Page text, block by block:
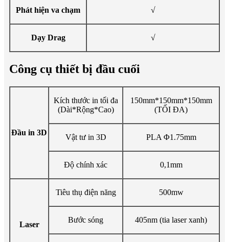
Phát hiện va chạm √
Dạy Drag √
Công cụ thiết bị đầu cuối
Đầu in 3D
Kích thước in tối đa
(Dài*Rộng*Cao)
150mm*150mm*150mm
(TỐI ĐA)
Vật tư in 3D PLA Φ1.75mm
Độ chính xác 0,1mm
Laser
Tiêu thụ điện năng 500mw
Bước sóng 405nm (tia laser xanh)